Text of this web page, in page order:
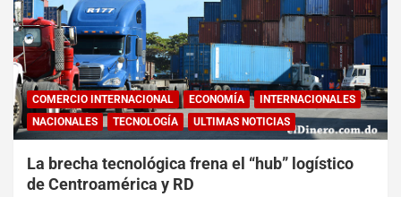
COMERCIO INTERNACIONAL ECONOMÍA
INTERNACIONALES
NACIONALES
TECNOLOGÍA ULTIMAS NOTICIAS
La brecha tecnológica frena el “hub” logístico
de Centroamérica y RD